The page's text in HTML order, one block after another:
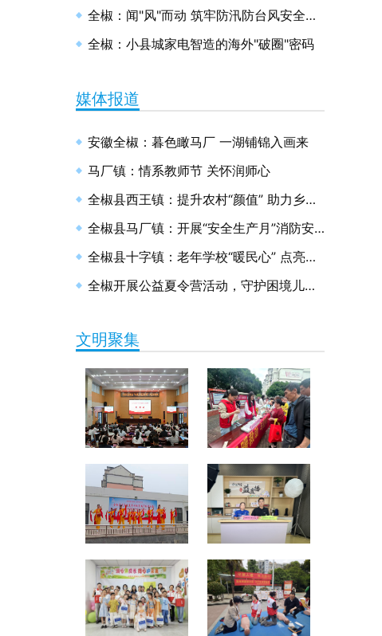
全椒：闻"风"而动 筑牢防汛防台风安全防线
全椒：小县城家电智造的海外"破圈"密码
媒体报道
安徽全椒：暮色瞰马厂 一湖铺锦入画来
马厂镇：情系教师节 关怀润师心
全椒县西王镇：提升农村“颜值” 助力乡村振兴
全椒县马厂镇：开展“安全生产月”消防安全演练
全椒县十字镇：老年学校“暖民心” 点亮幸福“夕阳红”
全椒开展公益夏令营活动，守护困境儿童健康成长
文明聚集